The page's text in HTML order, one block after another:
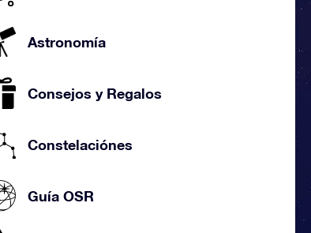
Astronomía
Consejos y Regalos
Constelaciónes
Guía OSR